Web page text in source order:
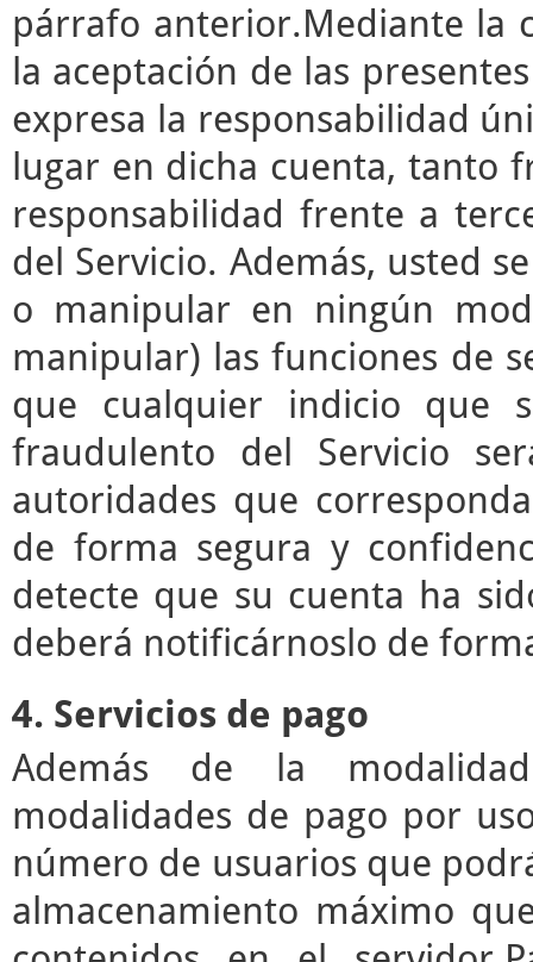
párrafo anterior.Mediante la
la aceptación de las
expresa la responsabilidad
lugar en dicha cuenta, tanto
responsabilidad frente a
del Servicio. Además, usted
o manipular en ningún
manipular) las funciones de
que cualquier indicio que
fraudulento del Servicio
autoridades que
de forma segura y
detecte que su cuenta ha
deberá notificárnoslo de
4. Servicios de pago
Además de la
modalidades de pago por
número de usuarios que
almacenamiento máximo